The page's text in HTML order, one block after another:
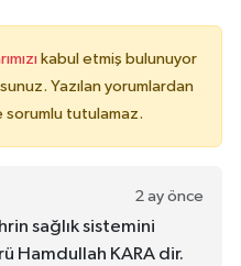
kabul etmiş bulunuyor
Yazılan yorumlardan
sorumlu tutulamaz.
2 ay önce
sağlık sistemini
Hamdullah KARA dir.